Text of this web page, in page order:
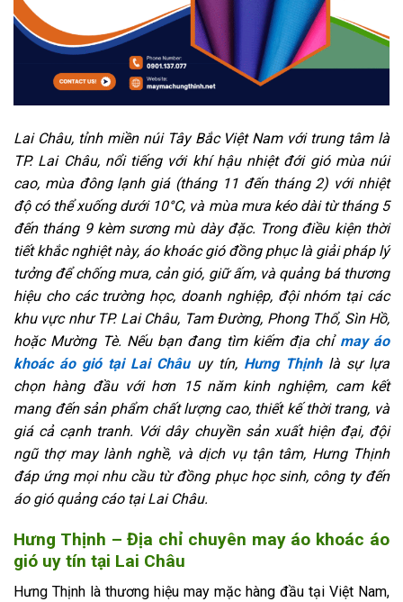
Lai Châu, tỉnh miền núi Tây Bắc Việt Nam với trung tâm là
TP. Lai Châu, nổi tiếng với khí hậu nhiệt đới gió mùa núi
cao, mùa đông lạnh giá (tháng 11 đến tháng 2) với nhiệt
độ có thể xuống dưới 10°C, và mùa mưa kéo dài từ tháng 5
đến tháng 9 kèm sương mù dày đặc. Trong điều kiện thời
tiết khắc nghiệt này, áo khoác gió đồng phục là giải pháp lý
tưởng để chống mưa, cản gió, giữ ấm, và quảng bá thương
hiệu cho các trường học, doanh nghiệp, đội nhóm tại các
khu vực như TP. Lai Châu, Tam Đường, Phong Thổ, Sìn Hồ,
hoặc Mường Tè. Nếu bạn đang tìm kiếm địa chỉ may áo
khoác áo gió tại Lai Châuuy tín, Hưng Thịnhlà sự lựa
chọn hàng đầu với hơn 15 năm kinh nghiệm, cam kết
mang đến sản phẩm chất lượng cao, thiết kế thời trang, và
giá cả cạnh tranh. Với dây chuyền sản xuất hiện đại, đội
ngũ thợ may lành nghề, và dịch vụ tận tâm, Hưng Thịnh
đáp ứng mọi nhu cầu từ đồng phục học sinh, công ty đến
áo gió quảng cáo tại Lai Châu.
Hưng Thịnh – Địa chỉ chuyên may áo khoác áo
gió uy tín tại Lai Châu
Hưng Thịnh là thương hiệu may mặc hàng đầu tại Việt Nam,